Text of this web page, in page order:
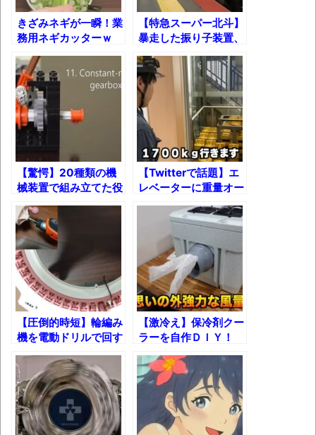
【読書感想】山野辺太郎『いつか深い穴に
落ちるまで』
映画ちいかわ観に行ったので感想を書きま
す(若干ネタバレあり) 26/07/25
マケイン9巻＆アニメ公式ガイド感想
独学で挑んだ2026年二級建築士学科試験結
果速報（仮）
体験談：仕事で同じビルの中に入っている
グループ会社の嫁子 [ほのぼの]
葉月つばさちゃん、昔から見てるんだけど
かなりお姉さんになったね
壊れたエアコンと歌えないボク
バージョンアップ情報更新 AOMEI
Backupper Standard 8.3.0 などバージョンア
ップ
高嶋ちさ子、ダウン症の姉が暴行事件！事
件の一部始終と衝撃の結末
【呆然】北海道旅行ワイ「ウニイクラ丼特
盛で食うぞ！！！うおおおおおおお
お！！！！！」→結
きざみネギが一瞬！業
務用ネギカッターｗ
【特急スーパー北斗】
暴走した振り子装置、
まさかの止め方ｗ
【驚愕】20種類の機
械装置で組み立てた役
に立たないレゴマシン
ｗ
【Twitterで話題】エ
レベーターに重量オー
バーのおもりを乗せた
らどうなるのか？
【圧倒的時短】輪編み
機を電動ドリルで回す
とニット帽がまさかの
○○分！？
【激冷え】保冷剤クー
ラーを自作ＤＩＹ！